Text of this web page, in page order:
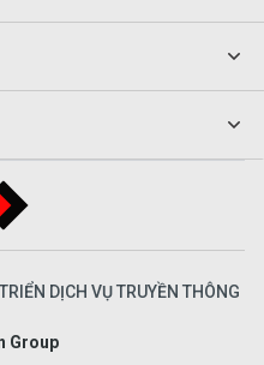
DỊCH VỤ TRUYỀN THÔNG
Group